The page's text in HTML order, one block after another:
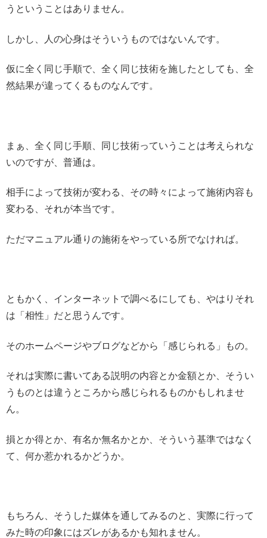
うということはありません。
しかし、人の心身はそういうものではないんです。
仮に全く同じ手順で、全く同じ技術を施したとしても、全
然結果が違ってくるものなんです。
まぁ、全く同じ手順、同じ技術っていうことは考えられな
いのですが、普通は。
相手によって技術が変わる、その時々によって施術内容も
変わる、それが本当です。
ただマニュアル通りの施術をやっている所でなければ。
ともかく、インターネットで調べるにしても、やはりそれ
は「相性」だと思うんです。
そのホームページやブログなどから「感じられる」もの。
それは実際に書いてある説明の内容とか金額とか、そうい
うものとは違うところから感じられるものかもしれませ
ん。
損とか得とか、有名か無名かとか、そういう基準ではなく
て、何か惹かれるかどうか。
もちろん、そうした媒体を通してみるのと、実際に行って
みた時の印象にはズレがあるかも知れません。